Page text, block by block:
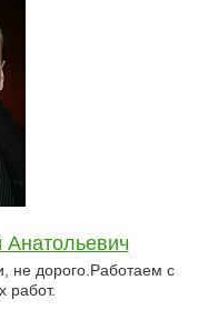
не дорого.Работаем с
работ.